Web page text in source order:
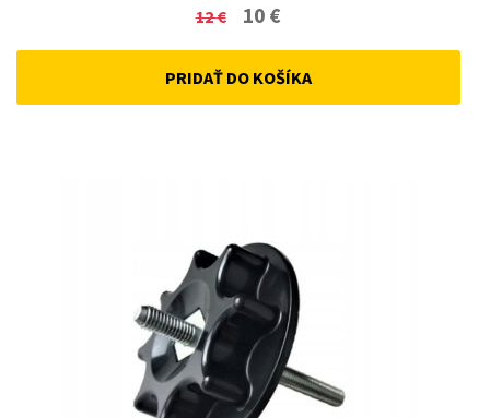
12€
Original
price
was:
10 €
price
is:
PRIDAŤ DO KOŠÍKA